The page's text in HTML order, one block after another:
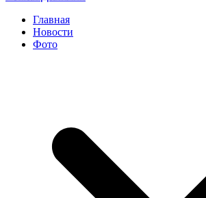
Главная
Новости
Фото